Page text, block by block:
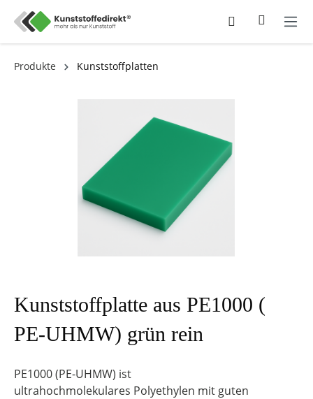
Produkte Kunststoffplatten
Kunststoffplatte aus PE1000 (
PE-UHMW) grün rein
PE1000 (PE-UHMW) ist
ultrahochmolekulares Polyethylen mit guten